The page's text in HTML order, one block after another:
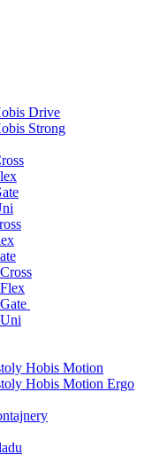
Drive
Strong
Hobis Motion
Hobis Motion Ergo